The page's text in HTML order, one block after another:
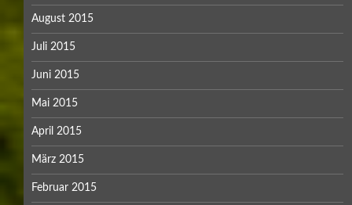
August 2015
Juli 2015
Juni 2015
Mai 2015
April 2015
März 2015
Februar 2015